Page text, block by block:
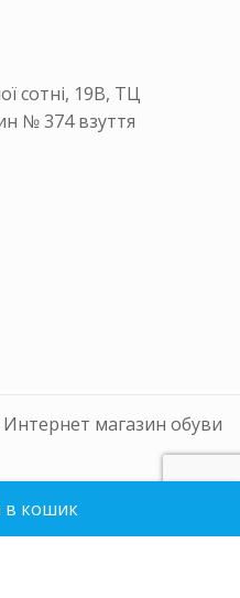
в кошик
сотні, 19В, ТЦ
№ 374 взуття
Интернет магазин обуви